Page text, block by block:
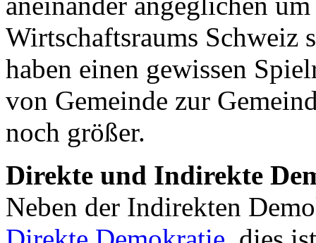
Wirtschaftsraums Schweiz
haben einen gewissen
von Gemeinde zur
noch größer.
Direkte und Indirekte
Neben der Indirekten